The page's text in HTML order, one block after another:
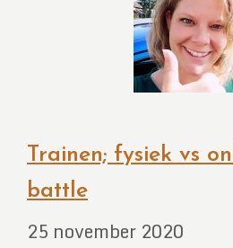
Trainen; fysiek vs
battle
25 november 2020